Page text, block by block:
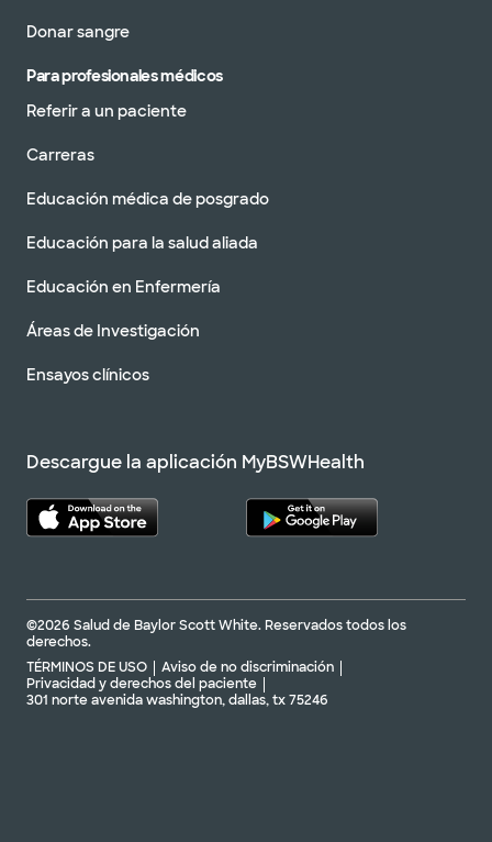
Donar sangre
Para profesionales médicos
Referir a un paciente
Carreras
Educación médica de posgrado
Educación para la salud aliada
Educación en Enfermería
Áreas de Investigación
Ensayos clínicos
Descargue la aplicación MyBSWHealth
©2026 Salud de Baylor Scott White. Reservados todos los
derechos.
TÉRMINOS DE USO
Aviso de no discriminación
Privacidad y derechos del paciente
301 norte avenida washington, dallas, tx 75246